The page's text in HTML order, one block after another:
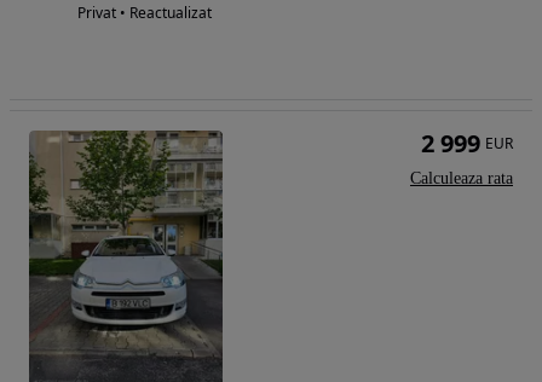
Privat • Reactualizat
2 999 EUR
Calculeaza rata